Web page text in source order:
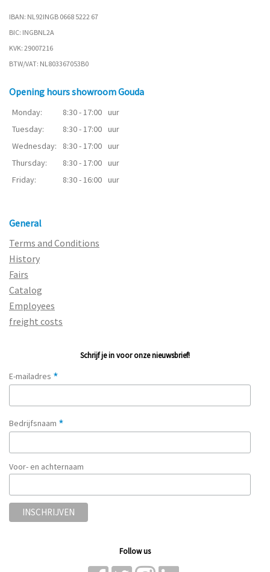
IBAN: NL92INGB 0668 5222 67
BIC: INGBNL2A
KVK: 29007216
BTW/VAT: NL803367053B0
Opening hours showroom Gouda
Monday: 8:30 - 17:00 uur
Tuesday:
8:30 - 17:00 uur
Wednesday:
8:30 - 17:00 uur
Thursday:
8:30 - 17:00 uur
Friday:
8:30 - 16:00 uur
General
Terms and Conditions
History
Fairs
Catalog
Employees
freight costs
Schrijf je in voor onze nieuwsbrief!
E-mailadres *
Bedrijfsnaam *
Voor- en achternaam
Follow us